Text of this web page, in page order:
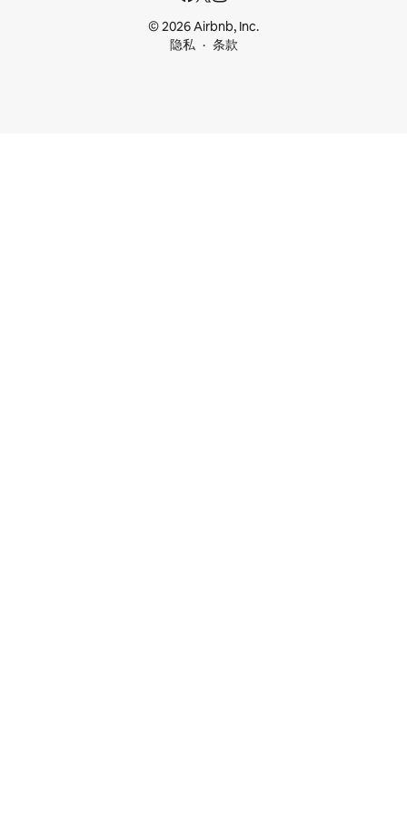
© 2026 Airbnb, Inc.
隐私
条款